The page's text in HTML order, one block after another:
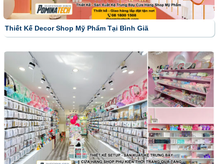
Thiết Kế Decor Shop Mỹ Phẩm Tại Bình Giã